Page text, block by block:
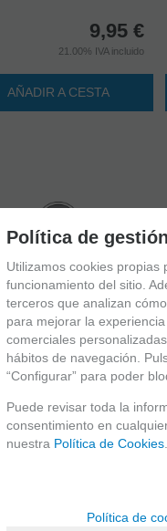
9,95 €
21.00% IVA incluido
AÑADIR A CESTA
salida gas Part nº G60
Tech.
Política de
Utilizamos cookies propias
funcionamiento del sitio.
terceros que analizan
para mejorar la
comerciales
hábitos de navegación.
“Configurar” para poder
Puede revisar toda la
consentimiento en
nuestra Política de Cookies
Política de